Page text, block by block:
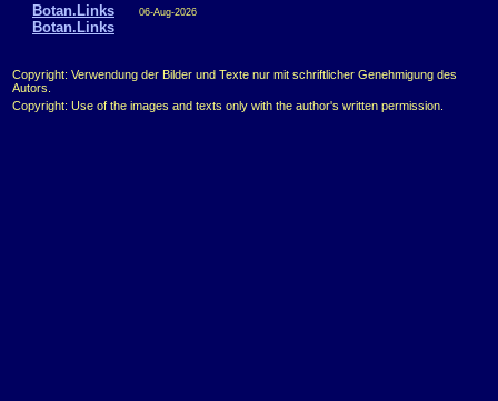
Botan.Links
Botan.Links
06-Aug-2026
Copyright: Verwendung der Bilder und Texte nur mit schriftlicher Genehmigung des
Autors.
Copyright: Use of the images and texts only with the author's written permission.